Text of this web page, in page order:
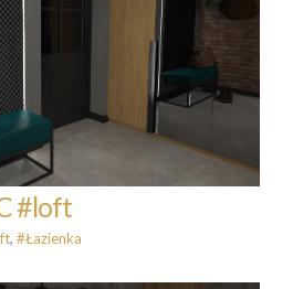
z WC #loft
#Łazienka
#loft
, #Łazienka